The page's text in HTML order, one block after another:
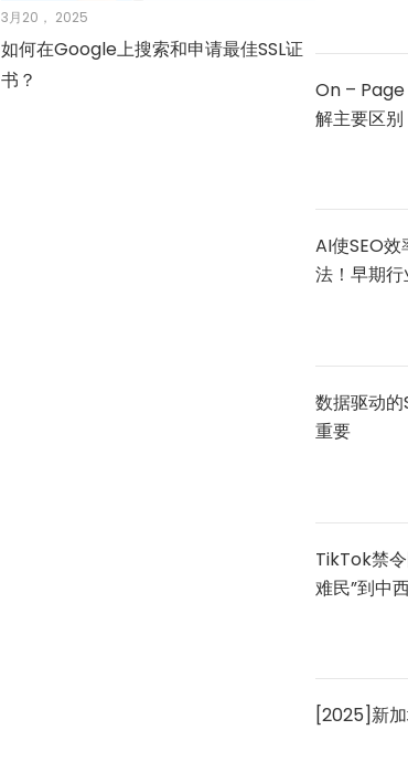
3月20， 2025
如何在Google上搜索和申请最佳SSL证
书？
On – Page
解主要区别
AI使SEO
法！早期
数据驱动
重要
TikTok禁
难民”到中
[2025]新